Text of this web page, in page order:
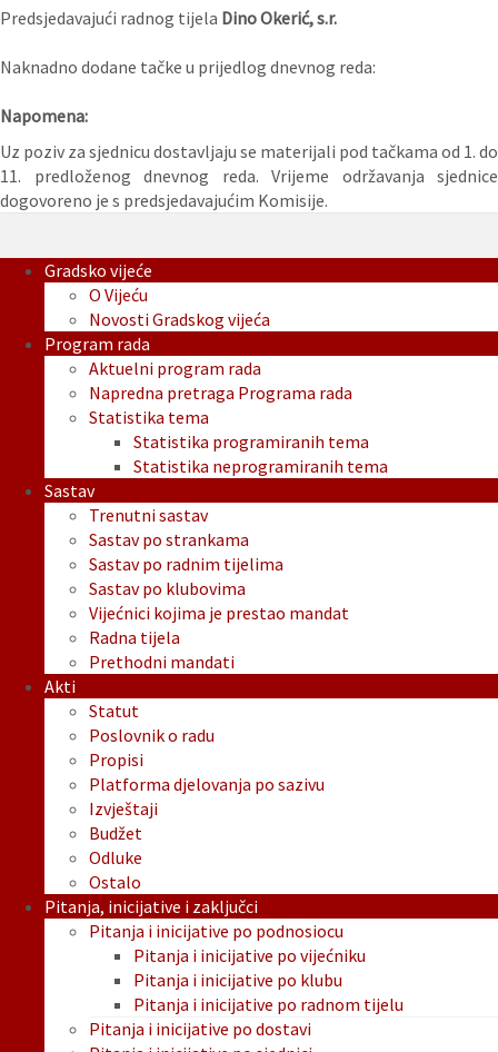
Predsjedavajući radnog tijela Dino Okerić, s.r.
Naknadno dodane tačke u prijedlog dnevnog reda:
Napomena:
Uz poziv za sjednicu dostavljaju se materijali pod tačkama od 1. do
11. predloženog dnevnog reda. Vrijeme održavanja sjednice
dogovoreno je s predsjedavajućim Komisije.
Gradsko vijeće
O Vijeću
Novosti Gradskog vijeća
Program rada
Aktuelni program rada
Napredna pretraga Programa rada
Statistika tema
Statistika programiranih tema
Statistika neprogramiranih tema
Sastav
Trenutni sastav
Sastav po strankama
Sastav po radnim tijelima
Sastav po klubovima
Vijećnici kojima je prestao mandat
Radna tijela
Prethodni mandati
Akti
Statut
Poslovnik o radu
Propisi
Platforma djelovanja po sazivu
Izvještaji
Budžet
Odluke
Ostalo
Pitanja, inicijative i zaključci
Pitanja i inicijative po podnosiocu
Pitanja i inicijative po vijećniku
Pitanja i inicijative po klubu
Pitanja i inicijative po radnom tijelu
Pitanja i inicijative po dostavi